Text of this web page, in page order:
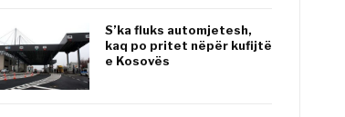
S’ka fluks automjetesh,
kaq po pritet nëpër kufijtë
e Kosovës